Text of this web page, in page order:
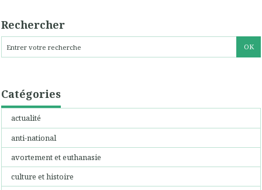
Rechercher
Catégories
actualité
anti-national
avortement et euthanasie
culture et histoire